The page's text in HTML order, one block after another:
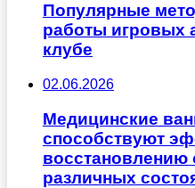
Популярные
работы игровых
клубе
02.06.2026
Медицинские
способствуют
восстановлению
различных